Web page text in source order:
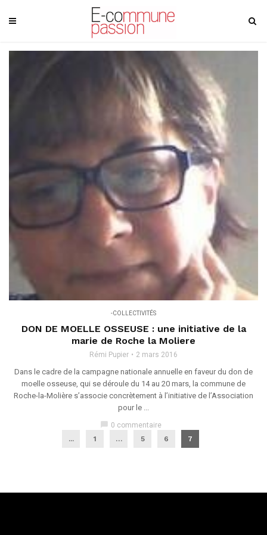
-COLLECTIVITÉS
DON DE MOELLE OSSEUSE : une initiative de la
marie de Roche la Moliere
Rémi Pupier 2 mars 2016
Dans le cadre de la campagne nationale annuelle en faveur du don de
moelle osseuse, qui se déroule du 14 au 20 mars, la commune de
Roche-la-Molière s’associe concrètement à l’initiative de l’Association
pour le ...
chat_bubble 0 commentaire
...
1 … 5 6 7